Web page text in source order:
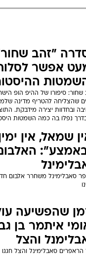
"זהב
אפשר
שחור: סיפורו של ההיפ הופ
שהצליחה להטריף מדינה
ובחדוות יצירה מידבקת.
נפלו בה כמה השמטות
שמאל, אין
סאבלימינל משחרר אלבום
שהפשיעה
איתמר בן
והצל
סאבלימינל והצל